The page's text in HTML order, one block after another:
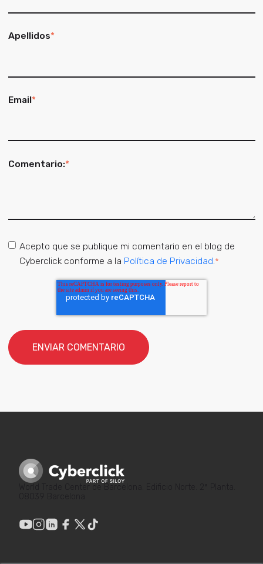
Apellidos*
Email*
Comentario:*
Acepto que se publique mi comentario en el blog de
Cyberclick conforme a la Política de Privacidad.*